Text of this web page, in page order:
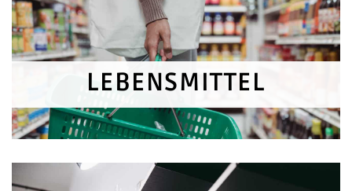
LEBENSMITTEL